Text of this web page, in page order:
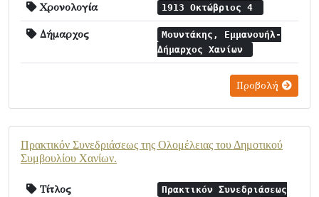
Χρονολογία 1913 Οκτώβριος 4
Δήμαρχος
Μουντάκης, Εμμανουήλ-
Δήμαρχος Χανίων
Προβολή
Πρακτικόν Συνεδριάσεως της Ολομέλειας του Δημοτικού
Συμβουλίου Χανίων.
Τίτλος
Πρακτικόν Συνεδριάσεως